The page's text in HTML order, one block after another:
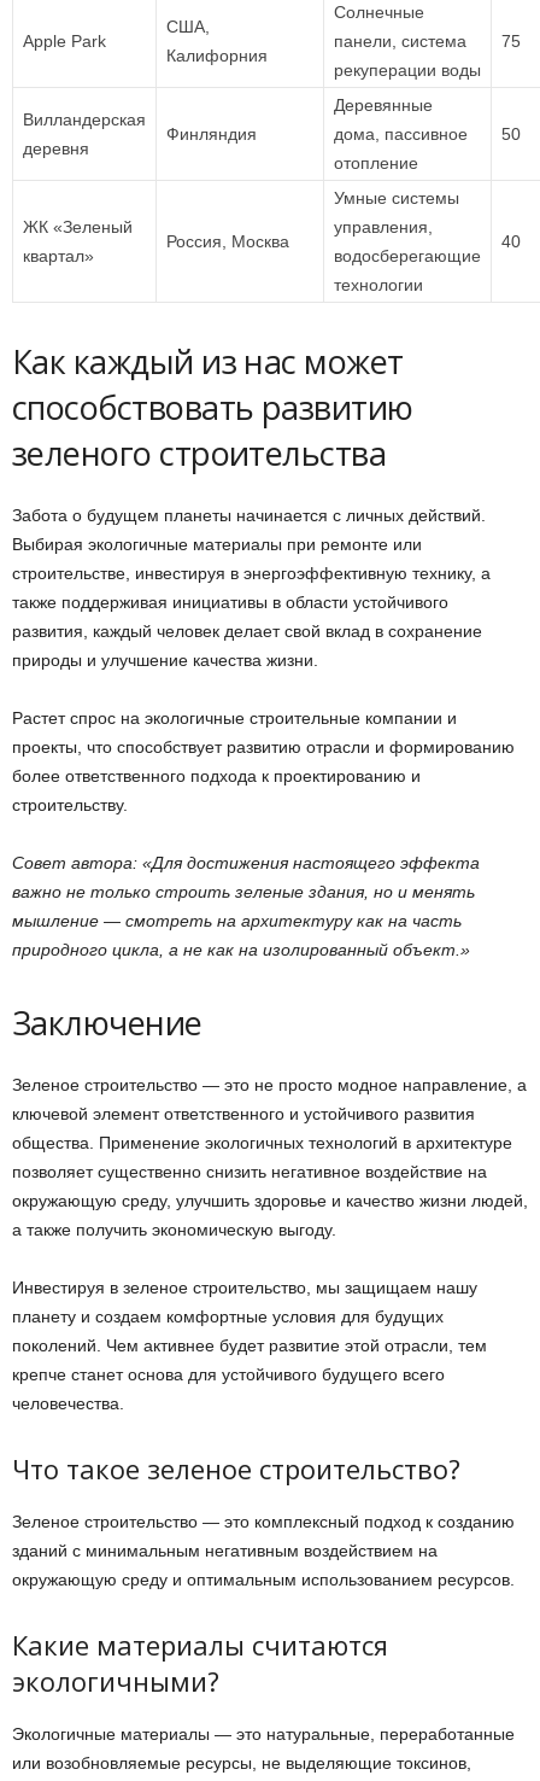
Apple Park
США,
Калифорния
Солнечные
панели, система
рекуперации воды
75
Вилландерская
деревня
Финляндия
Деревянные
дома, пассивное
отопление
50
ЖК «Зеленый
квартал»
Россия, Москва
Умные системы
управления,
водосберегающие
технологии
40
Как каждый из нас может
способствовать развитию
зеленого строительства
Забота о будущем планеты начинается с личных действий.
Выбирая экологичные материалы при ремонте или
строительстве, инвестируя в энергоэффективную технику, а
также поддерживая инициативы в области устойчивого
развития, каждый человек делает свой вклад в сохранение
природы и улучшение качества жизни.
Растет спрос на экологичные строительные компании и
проекты, что способствует развитию отрасли и формированию
более ответственного подхода к проектированию и
строительству.
Совет автора: «Для достижения настоящего эффекта
важно не только строить зеленые здания, но и менять
мышление — смотреть на архитектуру как на часть
природного цикла, а не как на изолированный объект.»
Заключение
Зеленое строительство — это не просто модное направление, а
ключевой элемент ответственного и устойчивого развития
общества. Применение экологичных технологий в архитектуре
позволяет существенно снизить негативное воздействие на
окружающую среду, улучшить здоровье и качество жизни людей,
а также получить экономическую выгоду.
Инвестируя в зеленое строительство, мы защищаем нашу
планету и создаем комфортные условия для будущих
поколений. Чем активнее будет развитие этой отрасли, тем
крепче станет основа для устойчивого будущего всего
человечества.
Что такое зеленое строительство?
Зеленое строительство — это комплексный подход к созданию
зданий с минимальным негативным воздействием на
окружающую среду и оптимальным использованием ресурсов.
Какие материалы считаются
экологичными?
Экологичные материалы — это натуральные, переработанные
или возобновляемые ресурсы, не выделяющие токсинов,